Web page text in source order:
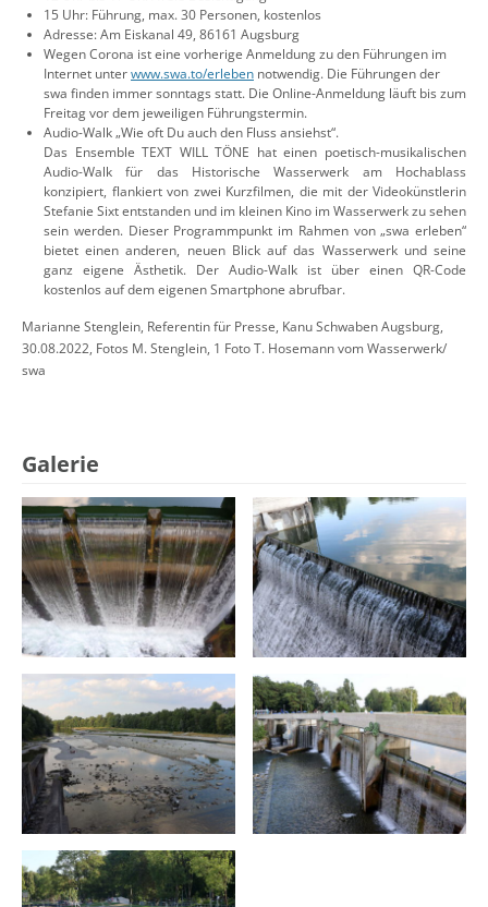
15 Uhr: Führung, max. 30 Personen, kostenlos
Adresse: Am Eiskanal 49, 86161 Augsburg
Wegen Corona ist eine vorherige Anmeldung zu den Führungen im
Internet unterwww.swa.to/erleben notwendig. Die Führungen der
swa finden immer sonntags statt. Die Online-Anmeldung läuft bis zum
Freitag vor dem jeweiligen Führungstermin.
Audio-Walk „Wie oft Du auch den Fluss ansiehst“.
Das Ensemble TEXT WILL TÖNE hat einen poetisch-musikalischen
Audio-Walk für das Historische Wasserwerk am Hochablass
konzipiert, flankiert von zwei Kurzfilmen, die mit der Videokünstlerin
Stefanie Sixt entstanden und im kleinen Kino im Wasserwerk zu sehen
sein werden. Dieser Programmpunkt im Rahmen von „swa erleben“
bietet einen anderen, neuen Blick auf das Wasserwerk und seine
ganz eigene Ästhetik. Der Audio-Walk ist über einen QR-Code
kostenlos auf dem eigenen Smartphone abrufbar.
Marianne Stenglein, Referentin für Presse, Kanu Schwaben Augsburg,
30.08.2022, Fotos M. Stenglein, 1 Foto T. Hosemann vom Wasserwerk/
swa
Galerie